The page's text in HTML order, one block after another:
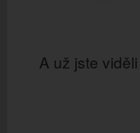
A už jste